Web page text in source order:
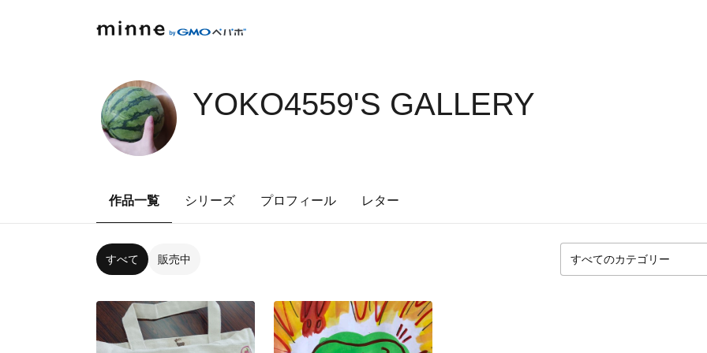
YOKO4559'S GALLERY
作品一覧 シリーズ プロフィール レター
すべて 販売中